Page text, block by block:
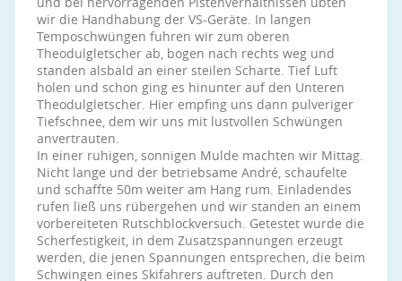
wir die Handhabung der VS-Geräte. In langen
Temposchwüngen fuhren wir zum oberen
Theodulgletscher ab, bogen nach rechts weg und
standen alsbald an einer steilen Scharte. Tief Luft
holen und schon ging es hinunter auf den Unteren
Theodulgletscher. Hier empfing uns dann pulveriger
Tiefschnee, dem wir uns mit lustvollen Schwüngen
anvertrauten.
In einer ruhigen, sonnigen Mulde machten wir Mittag.
Nicht lange und der betriebsame André, schaufelte
und schaffte 50m weiter am Hang rum. Einladendes
rufen ließ uns rübergehen und wir standen an einem
vorbereiteten Rutschblockversuch. Getestet wurde die
Scherfestigkeit, in dem Zusatzspannungen erzeugt
werden, die jenen Spannungen entsprechen, die beim
Schwingen eines Skifahrers auftreten. Durch den